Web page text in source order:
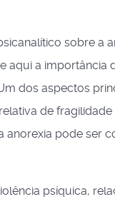
sobre a
aqui a importância
dos aspectos
de
anorexia pode ser
psíquica,